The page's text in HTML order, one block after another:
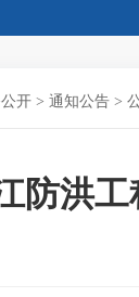
开 > 通知公告 >
防洪